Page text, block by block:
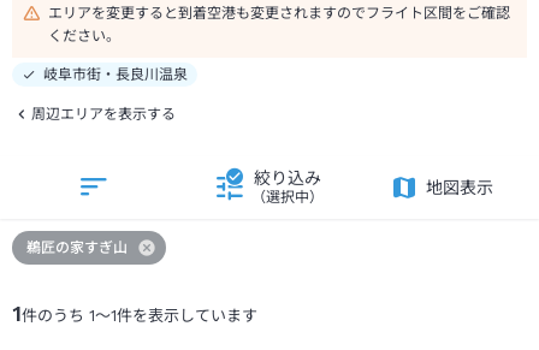
エリアを変更すると到着空港も変更されますのでフライト区間をご確認
ください。
岐阜市街・長良川温泉
周辺エリアを表示する
1件のうち 1～1件を表示しています
絞り込み
（選択中）
地図表示
鵜匠の家すぎ山